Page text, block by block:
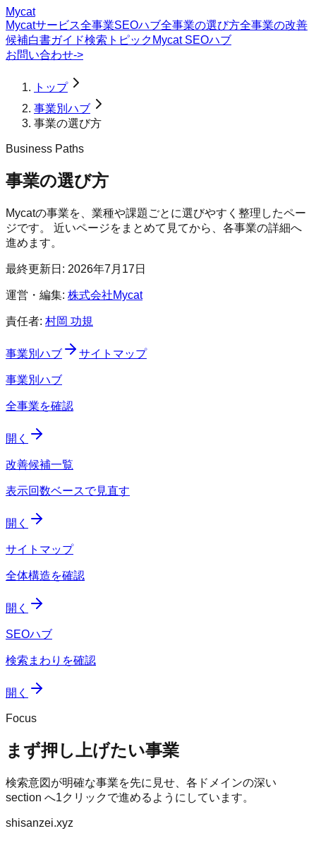
Mycat
Mycatサービス全事業SEOハブ全事業の選び方全事業の改善
候補白書ガイド検索トピック Mycat SEOハブ
お問い合わせ->
トップ
事業別ハブ
事業の選び方
Business Paths
事業の選び方
Mycatの事業を、業種や課題ごとに選びやすく整理したペー
ジです。 近いページをまとめて見てから、各事業の詳細へ
進めます。
最終更新日: 2026年7月17日
運営・編集: 株式会社Mycat
責任者: 村岡 功規
事業別ハブ サイトマップ
事業別ハブ
全事業を確認
開く
改善候補一覧
表示回数ベースで見直す
開く
サイトマップ
全体構造を確認
開く
SEOハブ
検索まわりを確認
開く
Focus
まず押し上げたい事業
検索意図が明確な事業を先に見せ、各ドメインの深い
section へ1クリックで進めるようにしています。
shisanzei.xyz